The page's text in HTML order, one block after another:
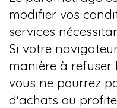
modifier vos
services
Si votre
manière à refuser
vous ne pourrez
d'achats ou